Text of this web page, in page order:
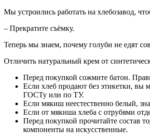
Мы устроились работать на хлебозавод,
– Прекратите съёмку.
Теперь мы знаем, почему голуби не едят
Отличить натуральный крем от
Перед покупкой сожмите батон.
Если хлеб продают без этикетки, вы
ГОСТу или по ТУ.
Если мякиш неестественно белый,
Если от мякиша хлеба с отрубями
Перед покупкой прочитайте состав
компоненты на искусственные.